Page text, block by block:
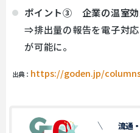
ポイント③ 企業の温室効
⇒排出量の報告を電子対
が可能に。
出典： https://goden.jp/